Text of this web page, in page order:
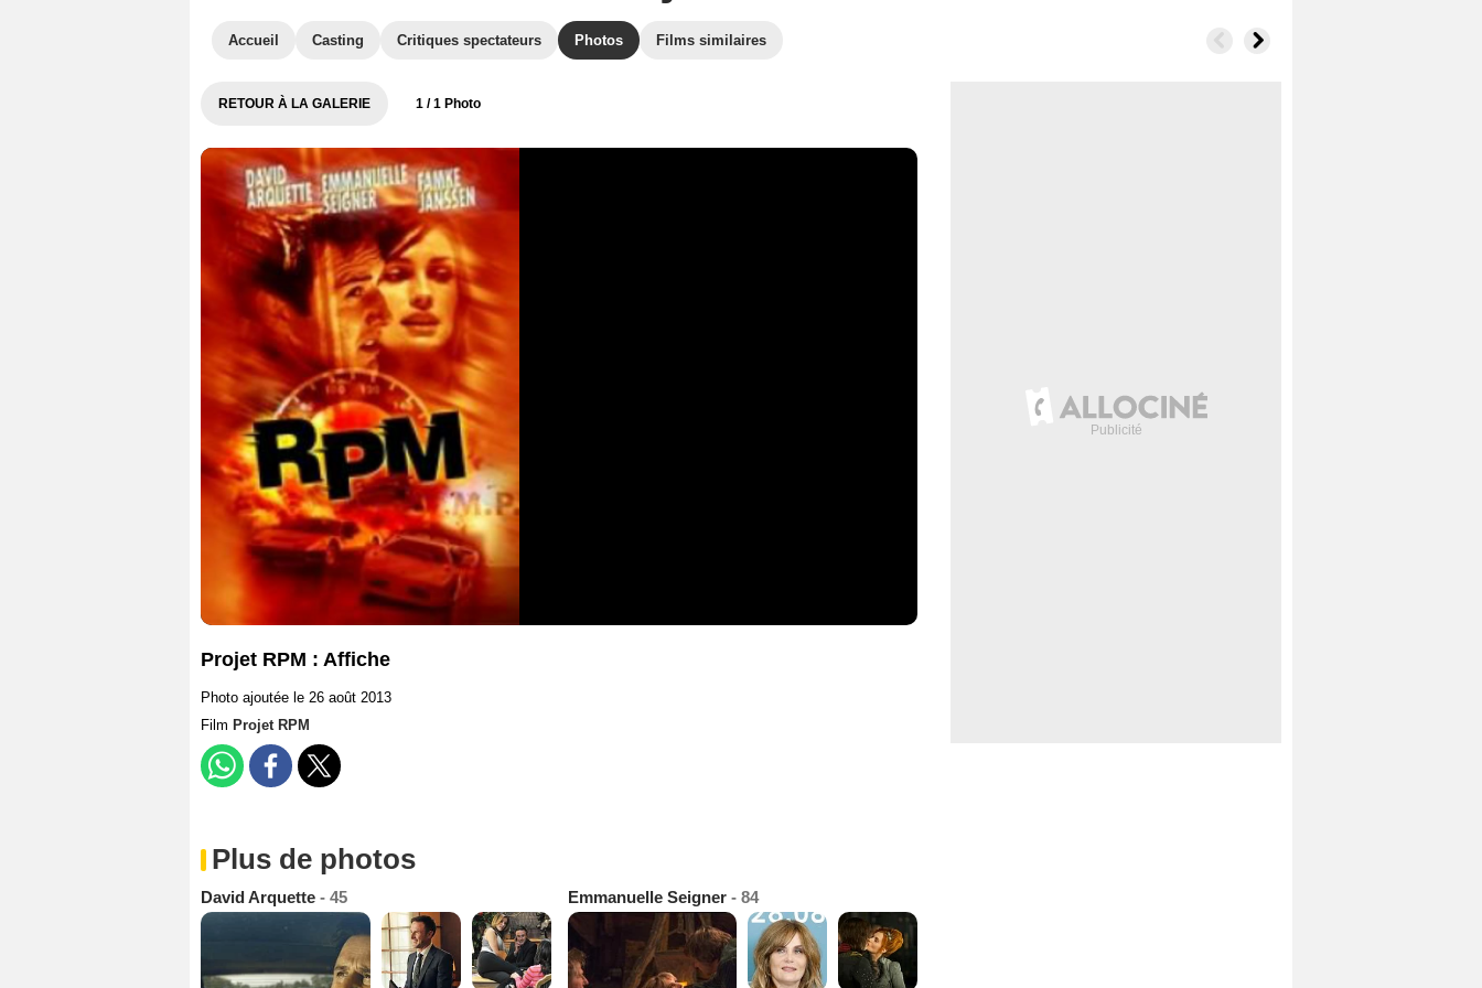
Accueil Casting Critiques spectateurs Photos Films similaires
RETOUR À LA GALERIE 1 / 1 Photo
Projet RPM : Affiche
Photo ajoutée le 26 août 2013
Film Projet RPM
Plus de photos
David Arquette - 45 Emmanuelle Seigner - 84